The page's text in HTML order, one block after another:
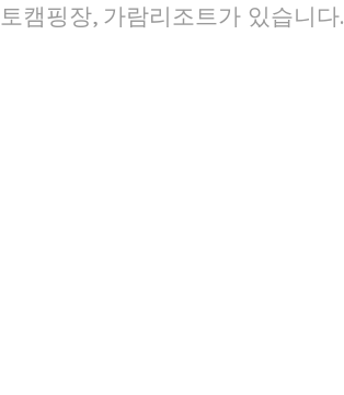
토캠핑장, 가람리조트가 있습니다.